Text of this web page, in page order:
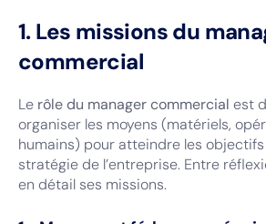
1. Les missions du
commercial
Le rôle du manager commercial est
organiser les moyens (matériels,
humains) pour atteindre les
stratégie de l’entreprise. Entre
en détail ses missions.